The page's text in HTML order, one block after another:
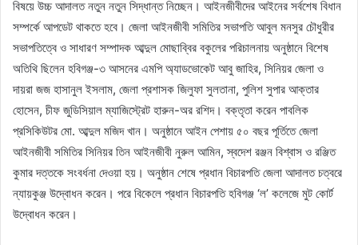
বিষয়ে উচ্চ আদালত নতুন নতুন সিদ্ধান্ত নিচ্ছেন। আইনজীবীদের আইনের সর্বশেষ বিধান
সম্পর্কে আপডেট থাকতে হবে। জেলা আইনজীবী সমিতির সভাপতি আবুল মনসুর চৌধুরীর
সভাপতিত্বে ও সাধারণ সম্পাদক আব্দুল মোছাব্বির বকুলের পরিচালনায় অনুষ্ঠানে বিশেষ
অতিথি ছিলেন হবিগঞ্জ-৩ আসনের এমপি অ্যাডভোকেট আবু জাহির, সিনিয়র জেলা ও
দায়রা জজ হাসানুল ইসলাম, জেলা প্রশাসক জিলুফা সুলতানা, পুলিশ সুপার আক্তার
হোসেন, চীফ জুডিসিয়াল ম্যাজিস্ট্রেট হারুন-অর রশিদ। বক্তৃতা করেন পাবলিক
প্রসিকিউটর মো. আব্দুল মজিদ খান। অনুষ্ঠানে আইন পেশায় ৫০ বছর পূর্তিতে জেলা
আইনজীবী সমিতির সিনিয়র তিন আইনজীবী নুরুল আমিন, স্বদেশ রঞ্জন বিশ্বাস ও রঞ্জিত
কুমার দত্তকে সংবর্ধনা দেওয়া হয়। অনুষ্ঠান শেষে প্রধান বিচারপতি জেলা আদালত চত্বরে
ন্যায়কুঞ্জ উদ্বোধন করেন। পরে বিকেলে প্রধান বিচারপতি হবিগঞ্জ ‘ল’ কলেজে মুট কোর্ট
উদ্বোধন করেন।